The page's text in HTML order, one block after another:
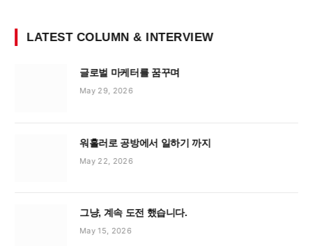
LATEST COLUMN & INTERVIEW
글로벌 마케터를 꿈꾸며
May 29, 2026
워홀러로 공방에서 일하기 까지
May 22, 2026
그냥, 계속 도전 했습니다.
May 15, 2026